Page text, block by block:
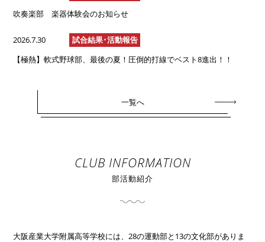
吹奏楽部 楽器体験会のお知らせ
2026.7.30
試合結果･活動報告
【極熱】軟式野球部、最後の夏！圧倒的打線でベスト8進出！！
一覧へ
CLUB INFORMATION
部活動紹介
大阪産業大学附属高等学校には、28の運動部と13の文化部がありま